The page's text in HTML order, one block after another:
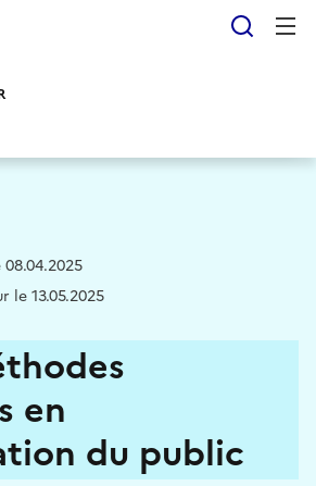
le 13.05.2025
en
du public